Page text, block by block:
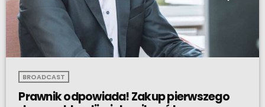
BROADCAST
Prawnik odpowiada! Zakup pierwszego